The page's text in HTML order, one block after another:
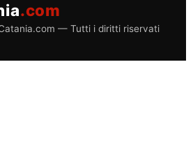
.com
— Tutti i diritti riservati